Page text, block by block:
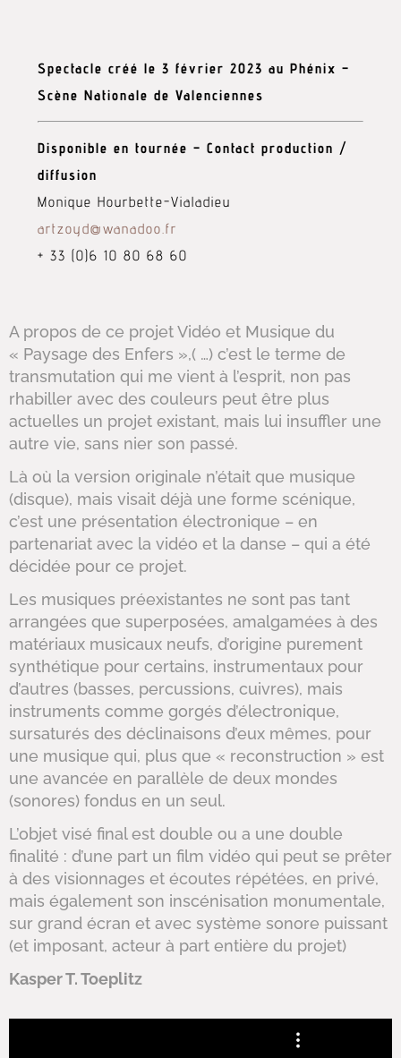
Spectacle créé le 3 février 2023 au Phénix –
Scène Nationale de Valenciennes
Disponible en tournée – Contact production /
diffusion
Monique Hourbette-Vialadieu
artzoyd@wanadoo.fr
+ 33 (0)6 10 80 68 60
A propos de ce projet Vidéo et Musique du
« Paysage des Enfers »,( …) c’est le terme de
transmutation qui me vient à l’esprit, non pas
rhabiller avec des couleurs peut être plus
actuelles un projet existant, mais lui insuffler une
autre vie, sans nier son passé.
Là où la version originale n’était que musique
(disque), mais visait déjà une forme scénique,
c’est une présentation électronique – en
partenariat avec la vidéo et la danse – qui a été
décidée pour ce projet.
Les musiques préexistantes ne sont pas tant
arrangées que superposées, amalgamées à des
matériaux musicaux neufs, d’origine purement
synthétique pour certains, instrumentaux pour
d’autres (basses, percussions, cuivres), mais
instruments comme gorgés d’électronique,
sursaturés des déclinaisons d’eux mêmes, pour
une musique qui, plus que « reconstruction » est
une avancée en parallèle de deux mondes
(sonores) fondus en un seul.
L’objet visé final est double ou a une double
finalité : d’une part un film vidéo qui peut se prêter
à des visionnages et écoutes répétées, en privé,
mais également son inscénisation monumentale,
sur grand écran et avec système sonore puissant
(et imposant, acteur à part entière du projet)
Kasper T. Toeplitz